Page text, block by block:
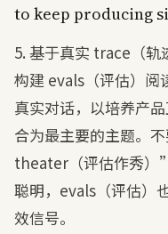
to keep producing
5. 基于真实 trace（
构建 evals（评估）
真实对话，以培养产
合为最主要的主题。
theater（评估作秀）
聪明，evals（评估）
效信号。